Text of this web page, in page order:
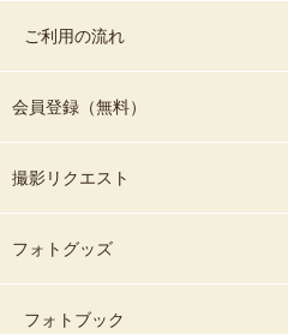
ご利用の流れ
会員登録（無料）
撮影リクエスト
フォトグッズ
フォトブック